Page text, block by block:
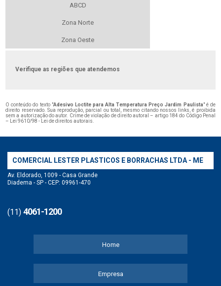
ABCD
Zona Norte
Zona Oeste
Verifique as regiões que atendemos
O conteúdo do texto "Adesivo Loctite para Alta Temperatura Preço Jardim Paulista" é de
direito reservado. Sua reprodução, parcial ou total, mesmo citando nossos links, é proibida
sem a autorização do autor. Crime de violação de direito autoral – artigo 184 do Código Penal
–
Lei 9610/98 - Lei de direitos autorais
COMERCIAL LESTER PLASTICOS E BORRACHAS LTDA - ME
Av. Eldorado, 1009 - Casa Grande
Diadema - SP - CEP: 09961-470
(11) 4061-1200
Home
Empresa